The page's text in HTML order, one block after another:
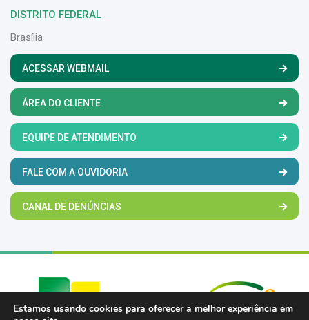
DISTRITO FEDERAL
Brasília
ACESSAR WEBMAIL
ÁREA DO CLIENTE
EQUIPE DE ATENDIMENTO
FALE COM A OUVIDORIA
CANAL DE DENÚNCIAS
Estamos usando cookies para oferecer a melhor experiência em